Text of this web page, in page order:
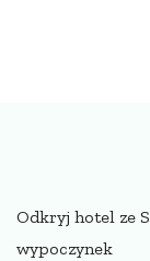
Odkryj hotel ze
wypoczynek